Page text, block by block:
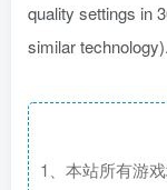
quality settings in
similar
1、本站所有游